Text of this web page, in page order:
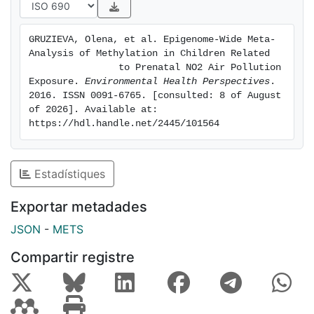
literature-based candidate approach for antioxidant
anti-inflammatory genes. To assess influence of
transcriptomics level, we related mRNA expression in
blood cells
to NO2 exposure in 4- (n=111) and 16-year-olds
(n=239). RESULTS:
We found epigenome-wide significant associations
(false
discovery rate (FDR) p<0.05) between maternal NO2
exposure
during pregnancy and DNA methylation in newborns
for 3 CpG sites
in mitochondria-related genes: cg12283362 (LONP1),
cg24172570
(3.8 kbp upstream of HIBADH), and cg08973675
(SLC25A28). The
GRUZIEVA, Olena, et al. Epigenome-Wide Meta-
Analysis of Methylation in Children Related
Exposure. Environmental Health Perspectives .
2016. ISSN 0091-6765. [consulted: 8 of August
of 2026]. Available at:
https://hdl.handle.net/2445/101564
Estadístiques
Exportar metadades
JSON - METS
Compartir registre